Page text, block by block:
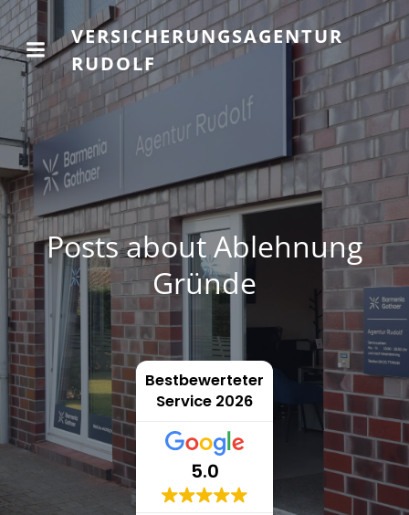
VERSICHERUNGSAGENTUR
RUDOLF
Posts about Ablehnung
Gründe
Bestbewerteter
Service 2026
5.0